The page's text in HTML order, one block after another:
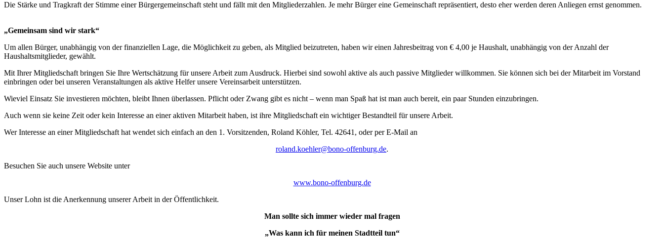
Die Stärke und Tragkraft der Stimme einer Bürgergemeinschaft steht und fällt mit den Mitgliederzahlen. Je mehr Bürger eine Gemeinschaft repräsentiert, desto eher werden deren Anliegen ernst genommen.
„Gemeinsam sind wir stark“
Um allen Bürger, unabhängig von der finanziellen Lage, die Möglichkeit zu geben, als Mitglied beizutreten, haben wir einen Jahresbeitrag von € 4,00 je Haushalt, unabhängig von der Anzahl der
Haushaltsmitglieder, gewählt.
Mit Ihrer Mitgliedschaft bringen Sie Ihre Wertschätzung für unsere Arbeit zum Ausdruck. Hierbei sind sowohl aktive als auch passive Mitglieder willkommen. Sie können sich bei der Mitarbeit im Vorstand
einbringen oder bei unseren Veranstaltungen als aktive Helfer unsere Vereinsarbeit unterstützen.
Wieviel Einsatz Sie investieren möchten, bleibt Ihnen überlassen. Pflicht oder Zwang gibt es nicht – wenn man Spaß hat ist man auch bereit, ein paar Stunden einzubringen.
Auch wenn sie keine Zeit oder kein Interesse an einer aktiven Mitarbeit haben, ist ihre Mitgliedschaft ein wichtiger Bestandteil für unsere Arbeit.
Wer Interesse an einer Mitgliedschaft hat wendet sich einfach an den 1. Vorsitzenden, Roland Köhler, Tel. 42641, oder per E-Mail an
roland.koehler@bono-offenburg.de.
Besuchen Sie auch unsere Website unter
www.bono-offenburg.de
Unser Lohn ist die Anerkennung unserer Arbeit in der Öffentlichkeit.
Man sollte sich immer wieder mal fragen
„Was kann ich für meinen Stadtteil tun“